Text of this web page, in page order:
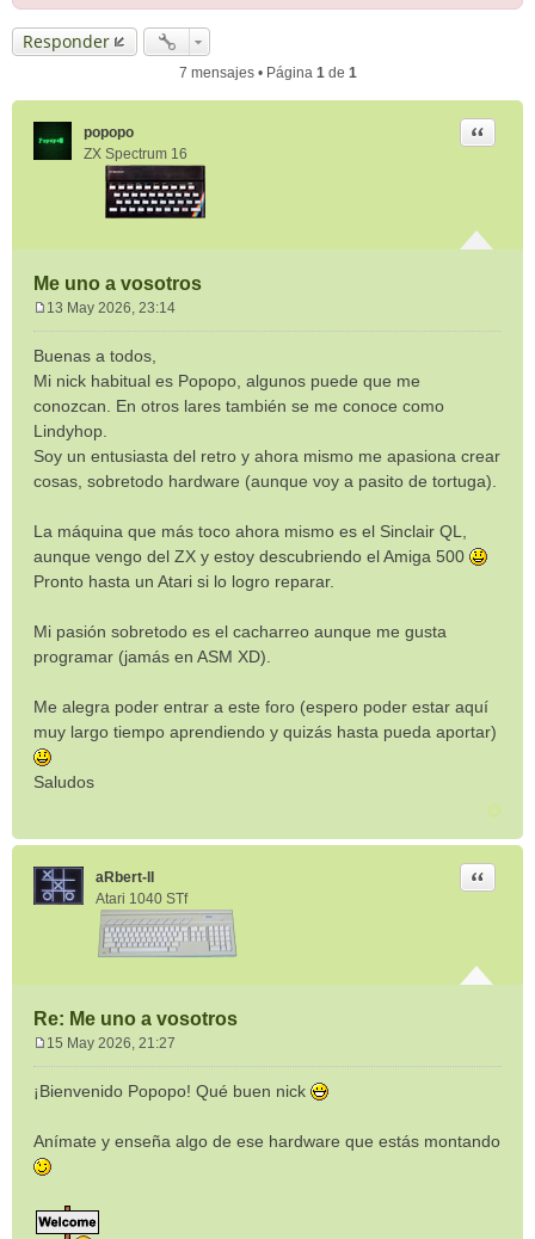
Responder
7 mensajes • Página 1de 1
popopo
ZX Spectrum 16
Me uno a vosotros
Citar
n
s
a
j
e
13 May 2026, 23:14
Buenas a todos,
Mi nick habitual es Popopo, algunos puede que me
conozcan. En otros lares también se me conoce como
Lindyhop.
Soy un entusiasta del retro y ahora mismo me apasiona crear
cosas, sobretodo hardware (aunque voy a pasito de tortuga).
La máquina que más toco ahora mismo es el Sinclair QL,
aunque vengo del ZX y estoy descubriendo el Amiga 500
Pronto hasta un Atari si lo logro reparar.
Mi pasión sobretodo es el cacharreo aunque me gusta
programar (jamás en ASM XD).
Me alegra poder entrar a este foro (espero poder estar aquí
muy largo tiempo aprendiendo y quizás hasta pueda aportar)
Saludos
aRbert-II
Atari 1040 STf
Re: Me uno a vosotros
Citar
n
a
j
15 May 2026, 21:27
¡Bienvenido Popopo! Qué buen nick
Anímate y enseña algo de ese hardware que estás montando